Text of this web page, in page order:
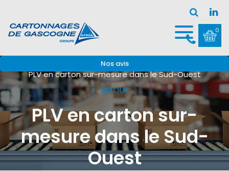
Nos avis
0
PLV en carton
PLV en carton sur-mesure dans le Sud-Ouest
RETOUR
PLV en carton sur-
mesure dans le Sud-
Ouest